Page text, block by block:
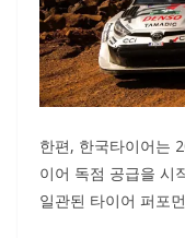
한편, 한국타이어는
이어 독점 공급을 시
일관된 타이어 퍼포